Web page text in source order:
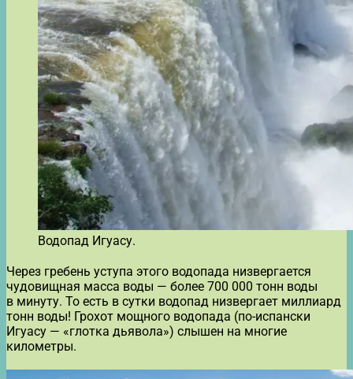
Водопад Игуасу.
Через гребень уступа этого водопада низвергается
чудовищная масса воды — более 700 000 тонн воды
в минуту. То есть в сутки водопад низвергает миллиард
тонн воды! Грохот мощного водопада (по-испански
Игуасу — «глотка дьявола») слышен на многие
километры.